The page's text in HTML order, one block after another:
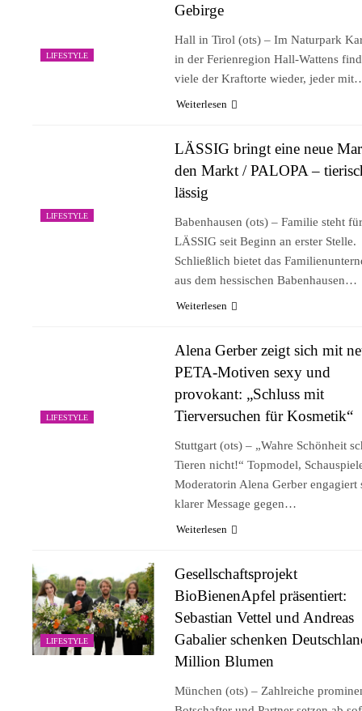
LIFESTYLE
Gebirge
Hall in Tirol (ots) – Im Naturpark
in der Ferienregion Hall-Wattens
viele der Kraftorte wieder, jeder
Weiterlesen
LIFESTYLE
LÄSSIG bringt eine neue
den Markt / PALOPA –
lässig
Babenhausen (ots) – Familie steht für
LÄSSIG seit Beginn an erster Stelle.
Schließlich bietet das
aus dem hessischen Babenhausen…
Weiterlesen
LIFESTYLE
Alena Gerber zeigt sich mit
PETA-Motiven sexy und
provokant: „Schluss mit
Tierversuchen für Kosmetik“
Stuttgart (ots) – „Wahre Schönheit
Tieren nicht!“ Topmodel,
Moderatorin Alena Gerber engagiert
klarer Message gegen…
Weiterlesen
LIFESTYLE
Gesellschaftsprojekt
BioBienenApfel präsentiert:
Sebastian Vettel und Andreas
Gabalier schenken
Million Blumen
München (ots) – Zahlreiche